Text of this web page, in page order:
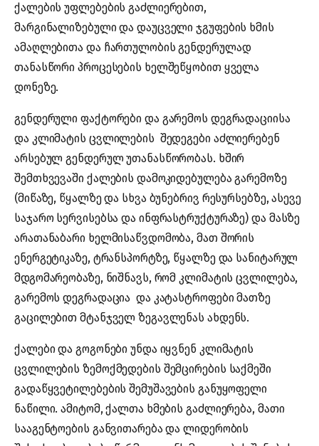
ქალების უფლებების გაძლიერებით,
მარგინალიზებული და დაუცველი ჯგუფების ხმის
ამაღლებითა და ჩართულობის გენდერულად
თანასწორი პროცესების ხელშეწყობით ყველა
დონეზე.
გენდერული ფაქტორები და გარემოს დეგრადაციისა
და კლიმატის ცვლილების შედეგები აძლიერებენ
არსებულ გენდერულ უთანასწორობას. ხშირ
შემთხვევაში ქალების დამოკიდებულება გარემოზე
(მიწაზე, წყალზე და სხვა ბუნებრივ რესურსებზე, ასევე
საჯარო სერვისებსა და ინფრასტრუქტურაზე) და მასზე
არათანაბარი ხელმისაწვდომობა, მათ შორის
ენერგეტიკაზე, ტრანსპორტზე, წყალზე და სანიტარულ
მდგომარეობაზე, ნიშნავს, რომ კლიმატის ცვლილება,
გარემოს დეგრადაცია და კატასტროფები მათზე
გაცილებით მტანჯველ ზეგავლენას ახდენს.
ქალები და გოგონები უნდა იყვნენ კლიმატის
ცვლილების ზემოქმედების შემცირების საქმეში
გადაწყვეტილებების შემუშავების განუყოფელი
ნაწილი. ამიტომ, ქალთა ხმების გაძლიერება, მათი
სააგენტოების განვითარება და ლიდერობის